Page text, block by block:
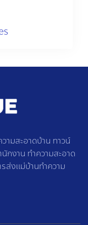
ามสะอาดบ้าน ทาวน์
กงาน ทำความสะอาด
ส่งแม่บ้านทำความ